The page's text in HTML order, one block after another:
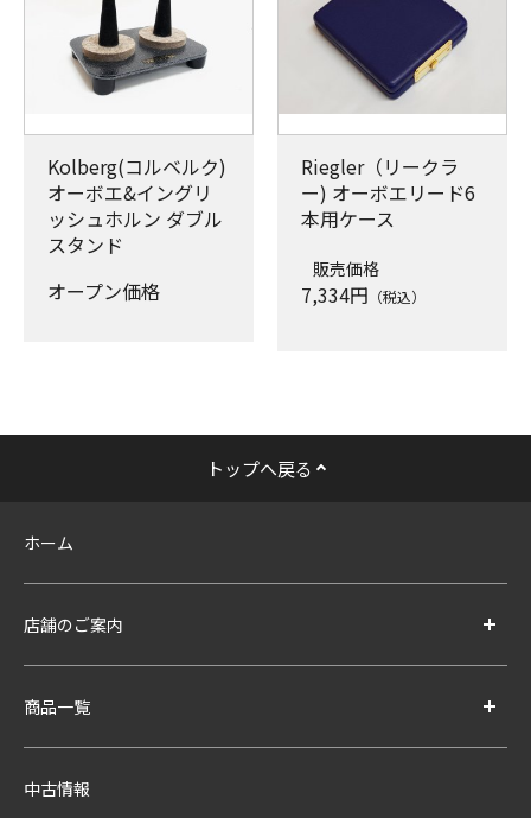
Kolberg(コルベルク)
オーボエ&イングリ
ッシュホルン ダブル
スタンド
オープン価格
Riegler（リークラ
ー) オーボエリード6
本用ケース
販売価格
7,334円 （税込）
トップへ戻る
ホーム
店舗のご案内
商品一覧
中古情報